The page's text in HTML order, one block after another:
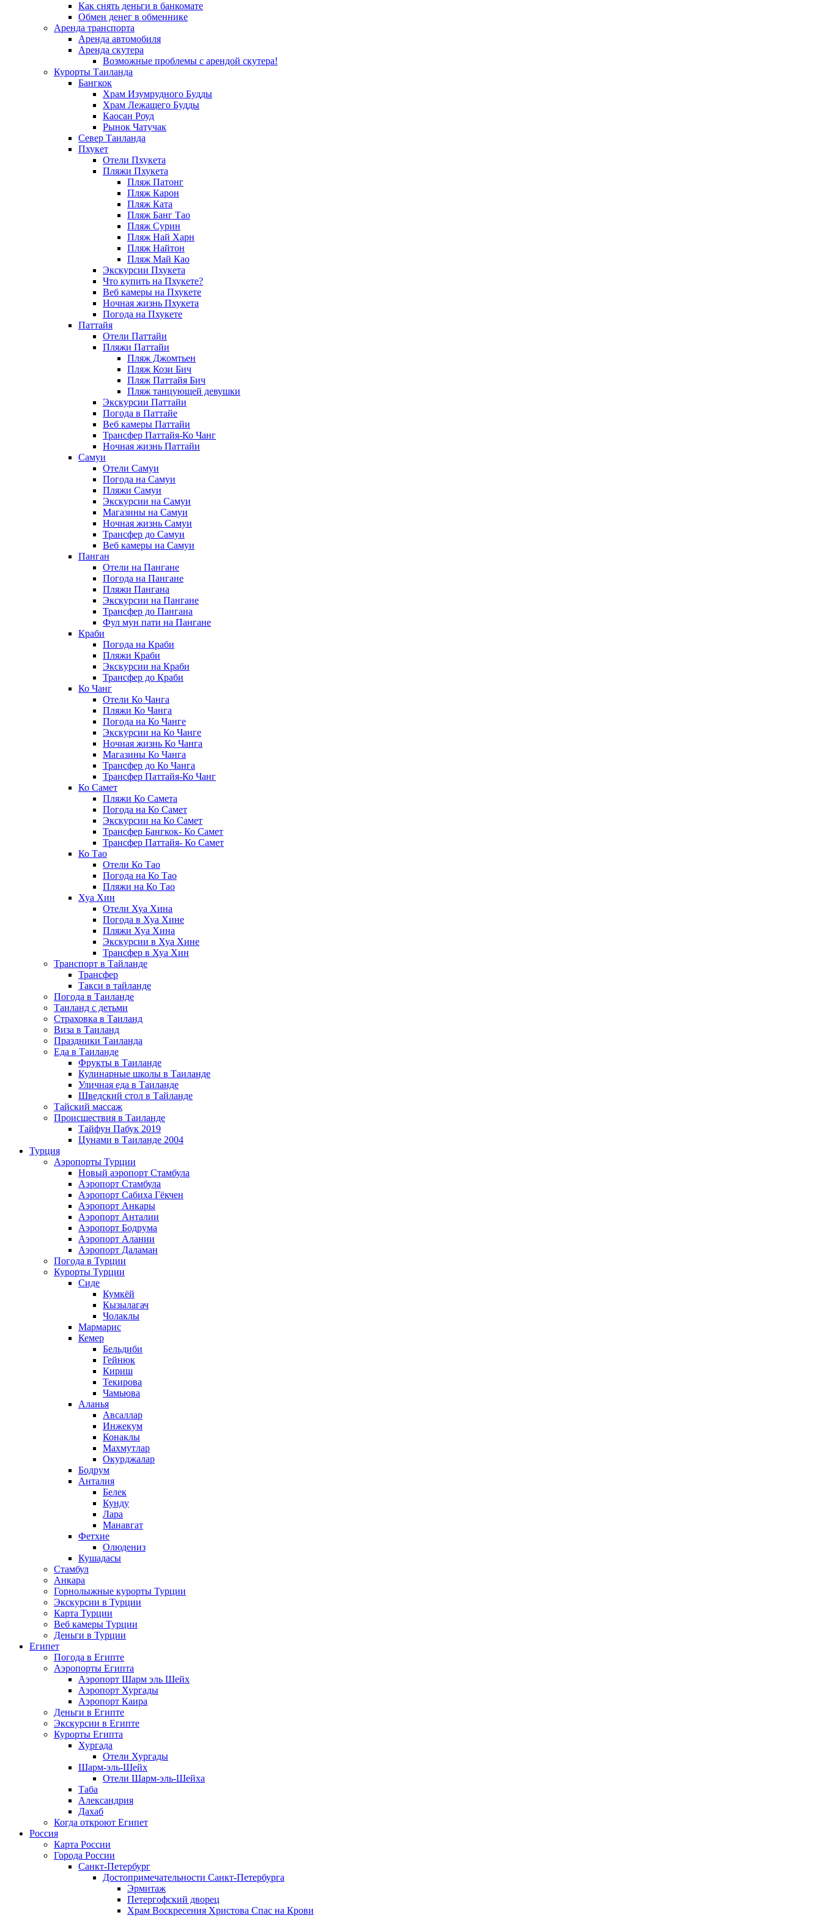
Как снять деньги в банкомате
Обмен денег в обменнике
Аренда транспорта
Аренда автомобиля
Аренда скутера
Возможные проблемы с арендой скутера!
Курорты Таиланда
Бангкок
Храм Изумрудного Будды
Храм Лежащего Будды
Каосан Роуд
Рынок Чатучак
Север Таиланда
Пхукет
Отели Пхукета
Пляжи Пхукета
Пляж Патонг
Пляж Карон
Пляж Ката
Пляж Банг Тао
Пляж Сурин
Пляж Най Харн
Пляж Найтон
Пляж Май Као
Экскурсии Пхукета
Что купить на Пхукете?
Веб камеры на Пхукете
Ночная жизнь Пхукета
Погода на Пхукете
Паттайя
Отели Паттайи
Пляжи Паттайи
Пляж Джомтьен
Пляж Кози Бич
Пляж Паттайя Бич
Пляж танцующей девушки
Экскурсии Паттайи
Погода в Паттайе
Веб камеры Паттайи
Трансфер Паттайя-Ко Чанг
Ночная жизнь Паттайи
Самуи
Отели Самуи
Погода на Самуи
Пляжи Самуи
Экскурсии на Самуи
Магазины на Самуи
Ночная жизнь Самуи
Трансфер до Самуи
Веб камеры на Самуи
Панган
Отели на Пангане
Погода на Пангане
Пляжи Пангана
Экскурсии на Пангане
Трансфер до Пангана
Фул мун пати на Пангане
Краби
Погода на Краби
Пляжи Краби
Экскурсии на Краби
Трансфер до Краби
Ко Чанг
Отели Ко Чанга
Пляжи Ко Чанга
Погода на Ко Чанге
Экскурсии на Ко Чанге
Ночная жизнь Ко Чанга
Магазины Ко Чанга
Трансфер до Ко Чанга
Трансфер Паттайя-Ко Чанг
Ко Самет
Пляжи Ко Самета
Погода на Ко Самет
Экскурсии на Ко Самет
Трансфер Бангкок- Ко Самет
Трансфер Паттайя- Ко Самет
Ко Тао
Отели Ко Тао
Погода на Ко Тао
Пляжи на Ко Тао
Хуа Хин
Отели Хуа Хина
Погода в Хуа Хине
Пляжи Хуа Хина
Экскурсии в Хуа Хине
Трансфер в Хуа Хин
Транспорт в Тайланде
Трансфер
Такси в тайланде
Погода в Таиланде
Таиланд с детьми
Страховка в Таиланд
Виза в Таиланд
Праздники Таиланда
Еда в Таиланде
Фрукты в Таиланде
Кулинарные школы в Таиланде
Уличная еда в Таиланде
Шведский стол в Тайланде
Тайский массаж
Происшествия в Таиланде
Тайфун Пабук 2019
Цунами в Таиланде 2004
Турция
Аэропорты Турции
Новый аэропорт Стамбула
Аэропорт Стамбула
Аэропорт Сабиха Гёкчен
Аэропорт Анкары
Аэропорт Анталии
Аэропорт Бодрума
Аэропорт Алании
Аэропорт Даламан
Погода в Турции
Курорты Турции
Сиде
Кумкёй
Кызылагач
Чолаклы
Мармарис
Кемер
Бельдиби
Гейнюк
Кириш
Текирова
Чамьюва
Аланья
Авсаллар
Инжекум
Конаклы
Махмутлар
Окурджалар
Бодрум
Анталия
Белек
Кунду
Лара
Манавгат
Фетхие
Олюдениз
Кушадасы
Стамбул
Анкара
Горнолыжные курорты Турции
Экскурсии в Турции
Карта Турции
Веб камеры Турции
Деньги в Турции
Египет
Погода в Египте
Аэропорты Египта
Аэропорт Шарм эль Шейх
Аэропорт Хургады
Аэропорт Каира
Деньги в Египте
Экскурсии в Египте
Курорты Египта
Хургада
Отели Хургады
Шарм-эль-Шейх
Отели Шарм-эль-Шейха
Таба
Александрия
Дахаб
Когда откроют Египет
Россия
Карта России
Города России
Санкт-Петербург
Достопримечательности Санкт-Петербурга
Эрмитаж
Петергофский дворец
Храм Воскресения Христова Спас на Крови